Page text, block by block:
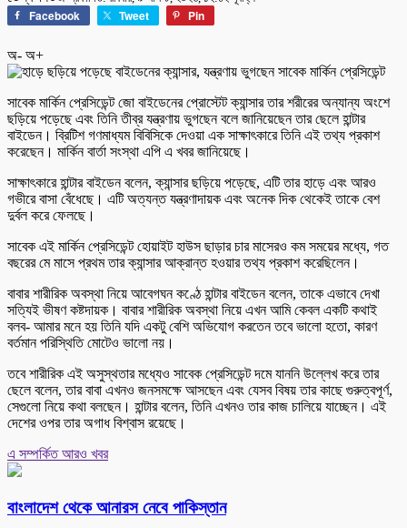
Facebook Tweet Pin
অ- অ+
সাবেক মার্কিন প্রেসিডেন্ট জো বাইডেনের প্রোস্টেট ক্যান্সার তার শরীরের অন্যান্য অংশে
ছড়িয়ে পড়েছে এবং তিনি তীব্র যন্ত্রণায় ভুগছেন বলে জানিয়েছেন তার ছেলে হান্টার
বাইডেন। ব্রিটিশ গণমাধ্যম বিবিসিকে দেওয়া এক সাক্ষাৎকারে তিনি এই তথ্য প্রকাশ
করেছেন। মার্কিন বার্তা সংস্থা এপি এ খবর জানিয়েছে।
সাক্ষাৎকারে হান্টার বাইডেন বলেন, ক্যান্সার ছড়িয়ে পড়েছে, এটি তার হাড়ে এবং আরও
গভীরে বাসা বেঁধেছে। এটি অত্যন্ত যন্ত্রণাদায়ক এবং অনেক দিক থেকেই তাকে বেশ
দুর্বল করে ফেলছে।
সাবেক এই মার্কিন প্রেসিডেন্ট হোয়াইট হাউস ছাড়ার চার মাসেরও কম সময়ের মধ্যে, গত
বছরের মে মাসে প্রথম তার ক্যান্সার আক্রান্ত হওয়ার তথ্য প্রকাশ করেছিলেন।
বাবার শারীরিক অবস্থা নিয়ে আবেগঘন কণ্ঠে হান্টার বাইডেন বলেন, তাকে এভাবে দেখা
সত্যিই ভীষণ কষ্টদায়ক। বাবার শারীরিক অবস্থা নিয়ে এখন আমি কেবল একটি কথাই
বলব- আমার মনে হয় তিনি যদি একটু বেশি অভিযোগ করতেন তবে ভালো হতো, কারণ
বর্তমান পরিস্থিতি মোটেও ভালো নয়।
তবে শারীরিক এই অসুস্থতার মধ্যেও সাবেক প্রেসিডেন্ট দমে যাননি উল্লেখ করে তার
ছেলে বলেন, তার বাবা এখনও জনসমক্ষে আসছেন এবং যেসব বিষয় তার কাছে গুরুত্বপূর্ণ,
সেগুলো নিয়ে কথা বলছেন। হান্টার বলেন, তিনি এখনও তার কাজ চালিয়ে যাচ্ছেন। এই
দেশের ওপর তার অগাধ বিশ্বাস রয়েছে।
এ সম্পর্কিত আরও খবর
বাংলাদেশ থেকে আনারস নেবে পাকিস্তান